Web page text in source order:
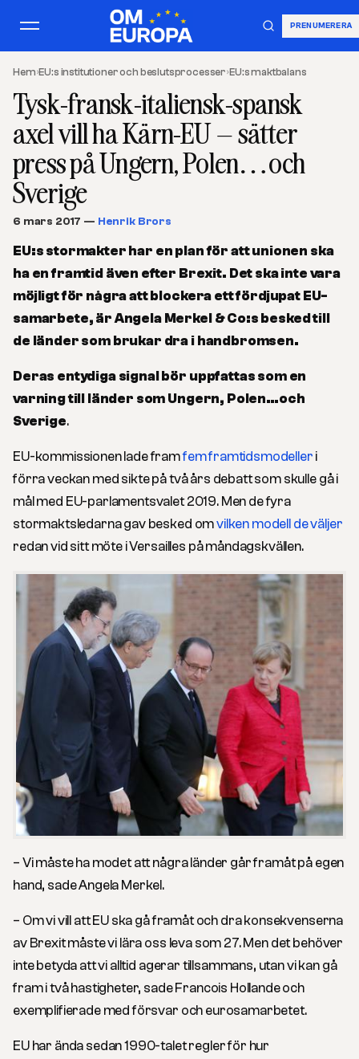
PRENUMERERA
Hem›EU:s institutioner och beslutsprocesser›EU:s maktbalans
Tysk-fransk-italiensk-spansk
axel vill ha Kärn-EU – sätter
press på Ungern, Polen…och
Sverige
6 mars 2017 — Henrik Brors
EU:s stormakter har en plan för att unionen ska
ha en framtid även efter Brexit. Det ska inte vara
möjligt för några att blockera ett fördjupat EU-
samarbete, är Angela Merkel & Co:s besked till
de länder som brukar dra i handbromsen.
Deras entydiga signal bör uppfattas som en
varning till länder som Ungern, Polen…och
Sverige.
EU-kommissionen lade framfem framtidsmodeller i
förra veckan med sikte på två års debatt som skulle gå i
mål med EU-parlamentsvalet 2019. Men de fyra
stormaktsledarna gav besked omvilken modell de väljer
redan vid sitt möte i Versailles på måndagskvällen.
– Vi måste ha modet att några länder går framåt på egen
hand, sade Angela Merkel.
– Om vi vill att EU ska gå framåt och dra konsekvenserna
av Brexit måste vi lära oss leva som 27. Men det behöver
inte betyda att vi alltid agerar tillsammans, utan vi kan gå
fram i två hastigheter, sade Francois Hollande och
exemplifierade med försvar och eurosamarbetet.
EU har ända sedan 1990-talet regler för hur